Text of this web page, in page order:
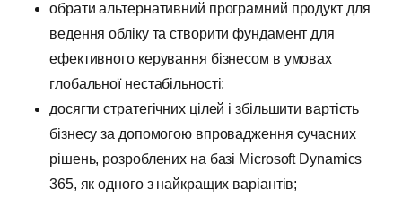
обрати альтернативний програмний продукт для
ведення обліку та створити фундамент для
ефективного керування бізнесом в умовах
глобальної нестабільності;
досягти стратегічних цілей і збільшити вартість
бізнесу за допомогою впровадження сучасних
рішень, розроблених на базі Microsoft Dynamics
365, як одного з найкращих варіантів;